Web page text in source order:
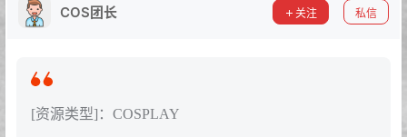
COS团长 关注 私信
[资源类型]：COSPLAY